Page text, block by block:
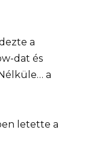
a
dat és
a
letette a